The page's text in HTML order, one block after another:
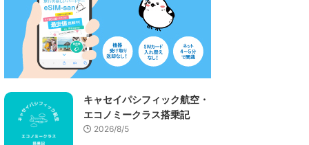
キャセイパシフィック航空・
エコノミークラス搭乗記
2026/8/5